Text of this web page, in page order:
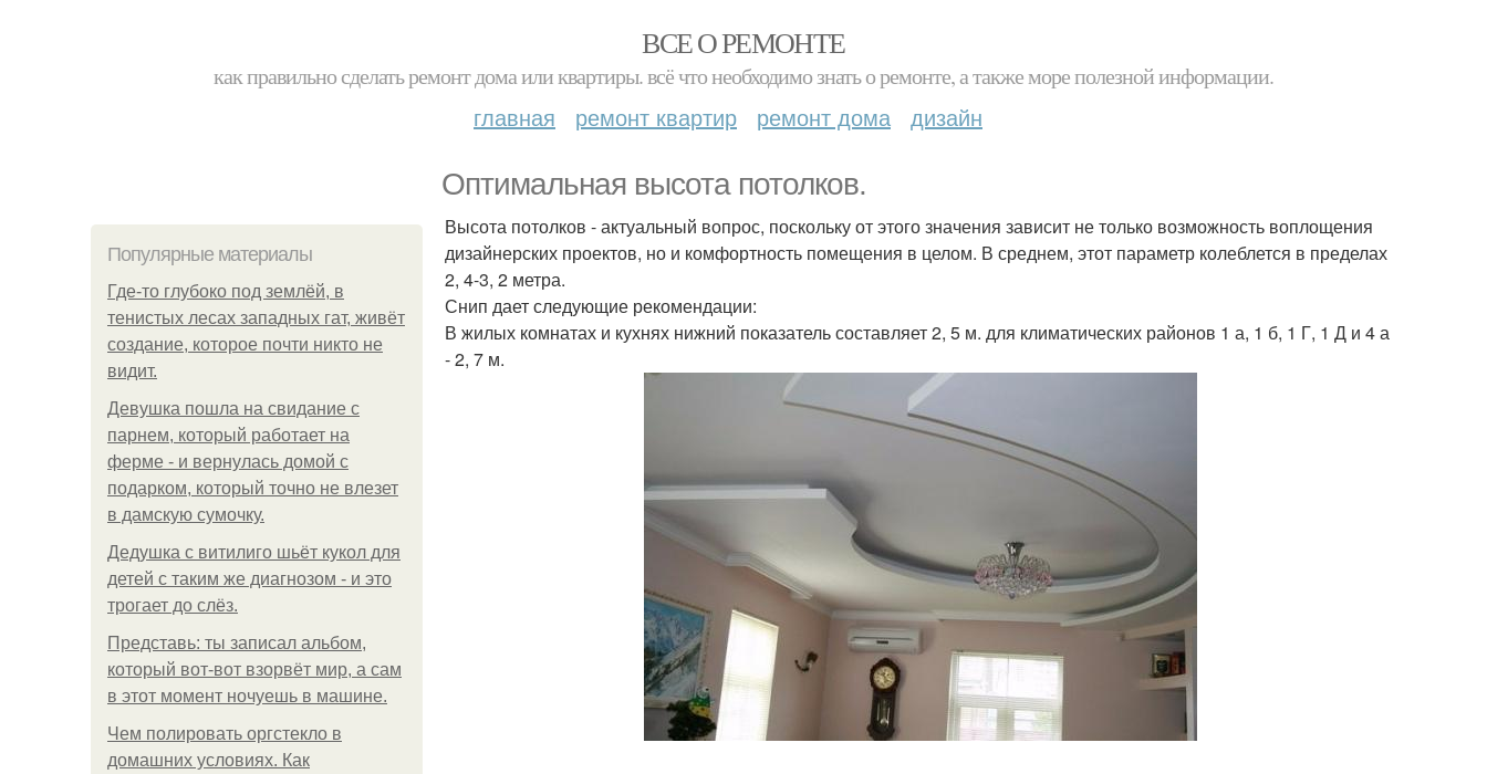
ВСЕ О РЕМОНТЕ
как правильно сделать ремонт дома или квартиры. всё что необходимо знать о ремонте, а также море полезной информации.
главная ремонт квартир ремонт дома дизайн
Оптимальная высота потолков.
Популярные материалы
Где-то глубоко под землёй, в
тенистых лесах западных гат, живёт
создание, которое почти никто не
видит.
Девушка пошла на свидание с
парнем, который работает на
ферме - и вернулась домой с
подарком, который точно не влезет
в дамскую сумочку.
Дедушка с витилиго шьёт кукол для
детей с таким же диагнозом - и это
трогает до слёз.
Представь: ты записал альбом,
который вот-вот взорвёт мир, а сам
в этот момент ночуешь в машине.
Чем полировать оргстекло в
домашних условиях. Как
Высота потолков - актуальный вопрос, поскольку от этого значения зависит не только возможность воплощения
дизайнерских проектов, но и комфортность помещения в целом. В среднем, этот параметр колеблется в пределах
2, 4-3, 2 метра.
Снип дает следующие рекомендации:
В жилых комнатах и кухнях нижний показатель составляет 2, 5 м. для климатических районов 1 а, 1 б, 1 Г, 1 Д и 4 а
- 2, 7 м.